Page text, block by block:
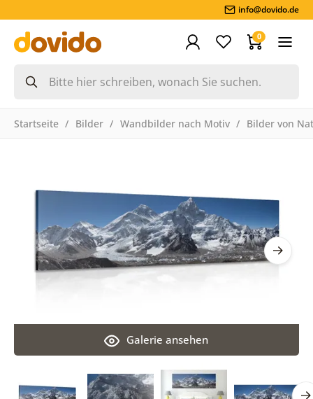
info@dovido.de
0
Startseite Bilder Wandbilder nach Motiv Bilder von
Galerie ansehen